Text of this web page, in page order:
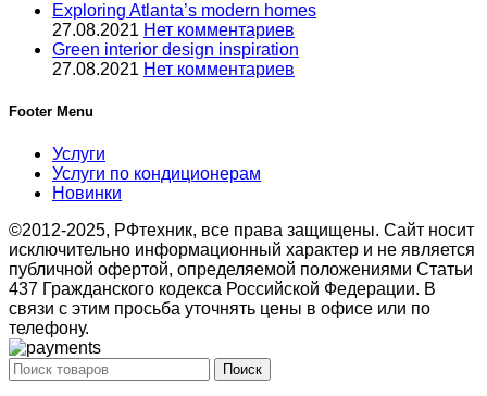
Exploring Atlanta’s modern homes
27.08.2021 Нет комментариев
Green interior design inspiration
27.08.2021 Нет комментариев
Footer Menu
Услуги
Услуги по кондиционерам
Новинки
©2012-2025, РФтехник, все права защищены. Сайт носит
исключительно информационный характер и не является
публичной офертой, определяемой положениями Статьи
437 Гражданского кодекса Российской Федерации. В
связи с этим просьба уточнять цены в офисе или по
телефону.
Поиск